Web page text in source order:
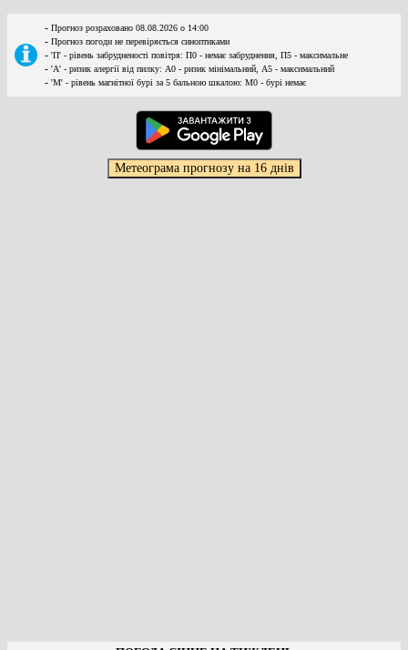
- Прогноз розраховано 08.08.2026 о 14:00
- Прогноз погоди не перевіряється синоптиками
- 'П' - рівень забрудненості повітря: П0 - немає забруднення, П5 - максимальне
- 'А' - ризик алергії від пилку: А0 - ризик мінімальний, А5 - максимальний
- 'М' - рівень магнітної бурі за 5 бальною шкалою: M0 - бурі немає